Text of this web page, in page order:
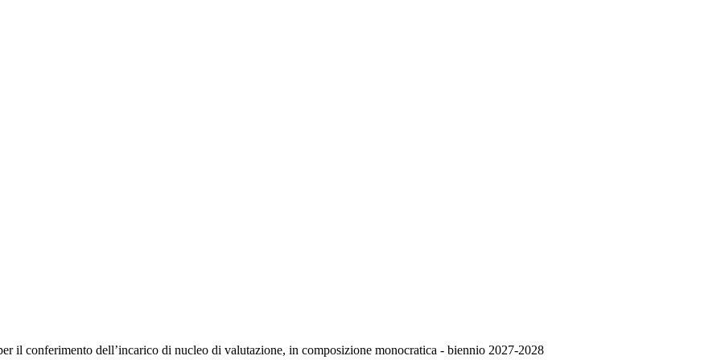
il conferimento dell’incarico di nucleo di valutazione, in composizione monocratica - biennio 2027-2028